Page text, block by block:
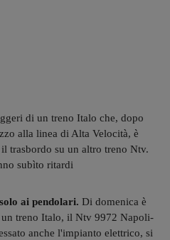
di un treno Italo che, dopo
alla linea di Alta Velocità, è
trasbordo su un altro treno Ntv.
subìto ritardi
ai pendolari. Di domenica è
treno Italo, il Ntv 9972 Napoli-
anche l'impianto elettrico, si